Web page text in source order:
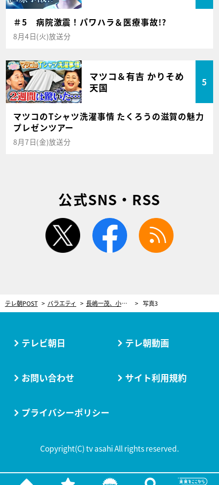
＃5 病院激震！パワハラ＆医療事故!?
8月4日(火)放送分
マツコ＆有吉 かりそめ
天国
5
マツコのTシャツ洗濯事情 たくろうの滋賀の魅力
プレゼンツアー
8月7日(金)放送分
公式SNS・RSS
twitter facebook
テレ朝POST バラエティ 長嶋一茂、小学生時代の“戦慄の出来事”を告白。1本のいたずら電話で長嶋家が恐ろしい騒動に 写真3
テレビ朝日 テレ朝動画
お問い合わせ サイト利用規約
プライバシーポリシー
Copyright(C) tv asahi All rights reserved.